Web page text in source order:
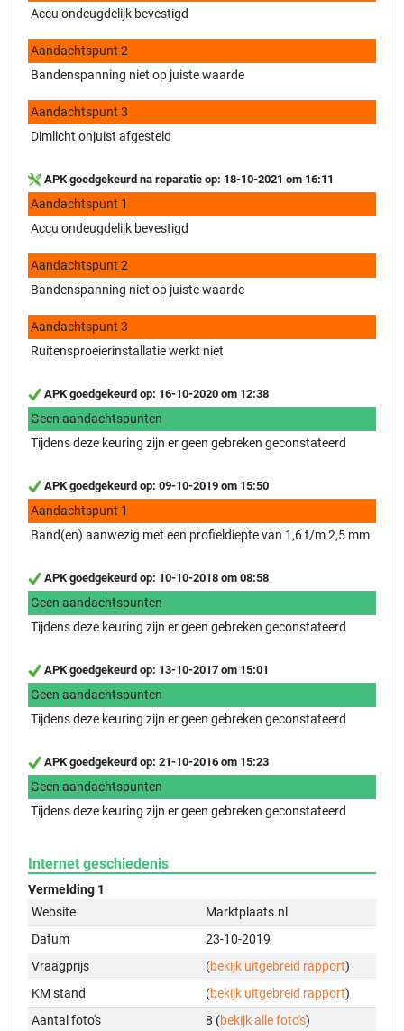
Accu ondeugdelijk bevestigd
Aandachtspunt 2
Bandenspanning niet op juiste waarde
Aandachtspunt 3
Dimlicht onjuist afgesteld
APK goedgekeurd na reparatie op: 18-10-2021 om 16:11
Aandachtspunt 1
Accu ondeugdelijk bevestigd
Aandachtspunt 2
Bandenspanning niet op juiste waarde
Aandachtspunt 3
Ruitensproeierinstallatie werkt niet
APK goedgekeurd op: 16-10-2020 om 12:38
Geen aandachtspunten
Tijdens deze keuring zijn er geen gebreken geconstateerd
APK goedgekeurd op: 09-10-2019 om 15:50
Aandachtspunt 1
Band(en) aanwezig met een profieldiepte van 1,6 t/m 2,5 mm
APK goedgekeurd op: 10-10-2018 om 08:58
Geen aandachtspunten
Tijdens deze keuring zijn er geen gebreken geconstateerd
APK goedgekeurd op: 13-10-2017 om 15:01
Geen aandachtspunten
Tijdens deze keuring zijn er geen gebreken geconstateerd
APK goedgekeurd op: 21-10-2016 om 15:23
Geen aandachtspunten
Tijdens deze keuring zijn er geen gebreken geconstateerd
Internet geschiedenis
Vermelding 1
Website
Marktplaats.nl
Datum
23-10-2019
Vraagprijs
(bekijk uitgebreid rapport)
KM stand
(bekijk uitgebreid rapport)
Aantal foto's
8 (bekijk alle foto's)